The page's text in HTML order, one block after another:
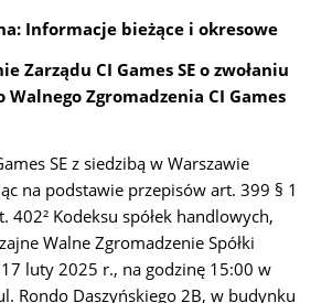
Informacje bieżące i okresowe
Zarządu CI Games SE o zwołaniu
Walnego Zgromadzenia CI Games
SE z siedzibą w Warszawie
na podstawie przepisów art. 399 § 1
402² Kodeksu spółek handlowych,
Walne Zgromadzenie Spółki
17 luty 2025 r., na godzinę 15:00 w
Rondo Daszyńskiego 2B, w budynku